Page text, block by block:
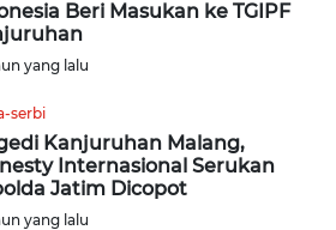
Beri Masukan ke TGIPF
yang lalu
serbi
Kanjuruhan Malang,
Internasional Serukan
Jatim Dicopot
yang lalu